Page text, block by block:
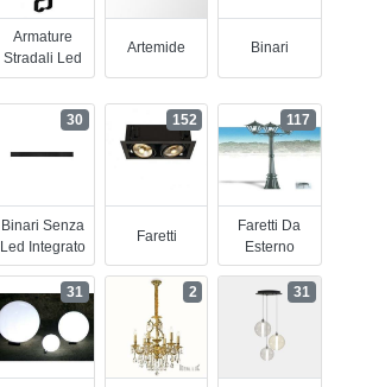
Armature
Stradali Led
Artemide Binari
Binari Senza
Led Integrato
30
Faretti
152
Faretti Da
Esterno
117
31 2 31